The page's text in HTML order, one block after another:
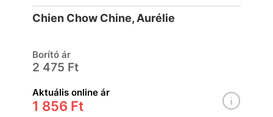
Chien Chow Chine, Aurélie
Borító ár
2 475 Ft
Aktuális online ár
1 856 Ft